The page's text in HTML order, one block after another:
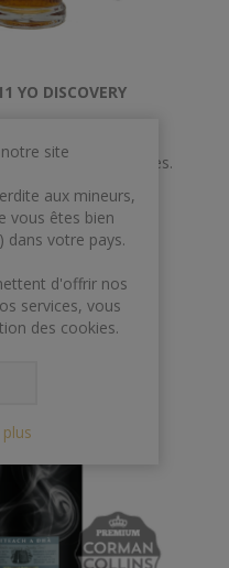
YO DISCOVERY
riche et fruité
l'illustre vins de Xeres.
site
aux mineurs,
vous êtes bien
dans votre pays.
d'offrir nos
services, vous
des cookies.